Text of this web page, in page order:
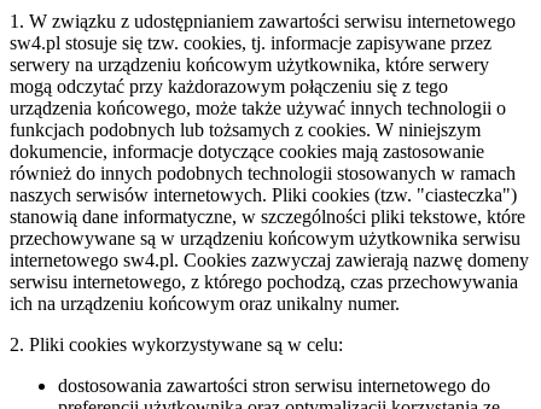
1. W związku z udostępnianiem zawartości serwisu internetowego
sw4.pl stosuje się tzw. cookies, tj. informacje zapisywane przez
serwery na urządzeniu końcowym użytkownika, które serwery
mogą odczytać przy każdorazowym połączeniu się z tego
urządzenia końcowego, może także używać innych technologii o
funkcjach podobnych lub tożsamych z cookies. W niniejszym
dokumencie, informacje dotyczące cookies mają zastosowanie
również do innych podobnych technologii stosowanych w ramach
naszych serwisów internetowych. Pliki cookies (tzw. "ciasteczka")
stanowią dane informatyczne, w szczególności pliki tekstowe, które
przechowywane są w urządzeniu końcowym użytkownika serwisu
internetowego sw4.pl. Cookies zazwyczaj zawierają nazwę domeny
serwisu internetowego, z którego pochodzą, czas przechowywania
ich na urządzeniu końcowym oraz unikalny numer.
2. Pliki cookies wykorzystywane są w celu:
dostosowania zawartości stron serwisu internetowego do